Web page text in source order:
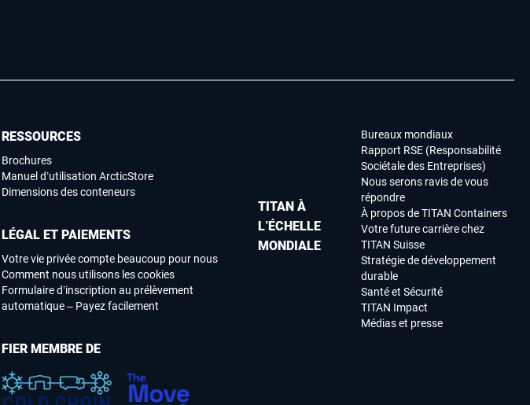
TITAN À
L’ÉCHELLE
MONDIALE
Bureaux mondiaux
Rapport RSE (Responsabilité
Sociétale des Entreprises)
Nous serons ravis de vous
répondre
À propos de TITAN Containers
Votre future carrière chez
TITAN Suisse
Stratégie de développement
durable
Santé et Sécurité
TITAN Impact
Médias et presse
RESSOURCES
Brochures
Manuel d’utilisation ArcticStore
Dimensions des conteneurs
LÉGAL ET PAIEMENTS
Votre vie privée compte beaucoup pour nous
Comment nous utilisons les cookies
Formulaire d’inscription au prélèvement
automatique – Payez facilement
FIER MEMBRE DE